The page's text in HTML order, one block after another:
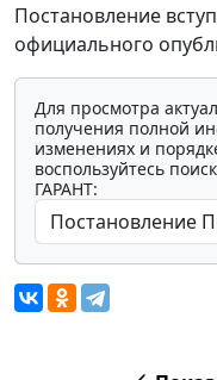
Постановление
официального
Для просмотра
получения полной
изменениях и
воспользуйтесь
ГАРАНТ: